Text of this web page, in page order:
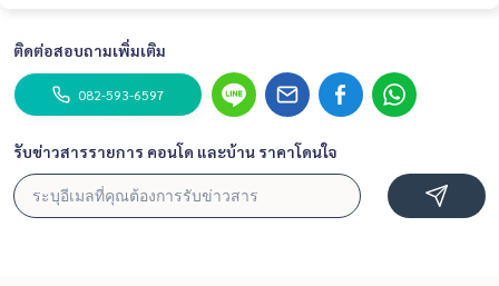
ติดต่อสอบถามเพิ่มเติม
082-593-6597
รับข่าวสารรายการ คอนโด และบ้าน ราคาโดนใจ